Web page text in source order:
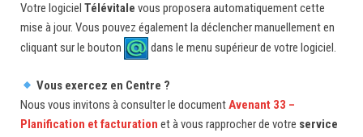
Votre logiciel Télévitale vous proposera automatiquement cette
mise à jour. Vous pouvez également la déclencher manuellement en
cliquant sur le bouton
dans le menu supérieur de votre logiciel.
Vous exercez en Centre ?
Nous vous invitons à consulter le documentAvenant 33 –
Planification et facturation et à vous rapprocher de votre service